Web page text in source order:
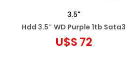
3.5"
Hdd 3.5″ WD Purple 1tb Sata3
U$S72